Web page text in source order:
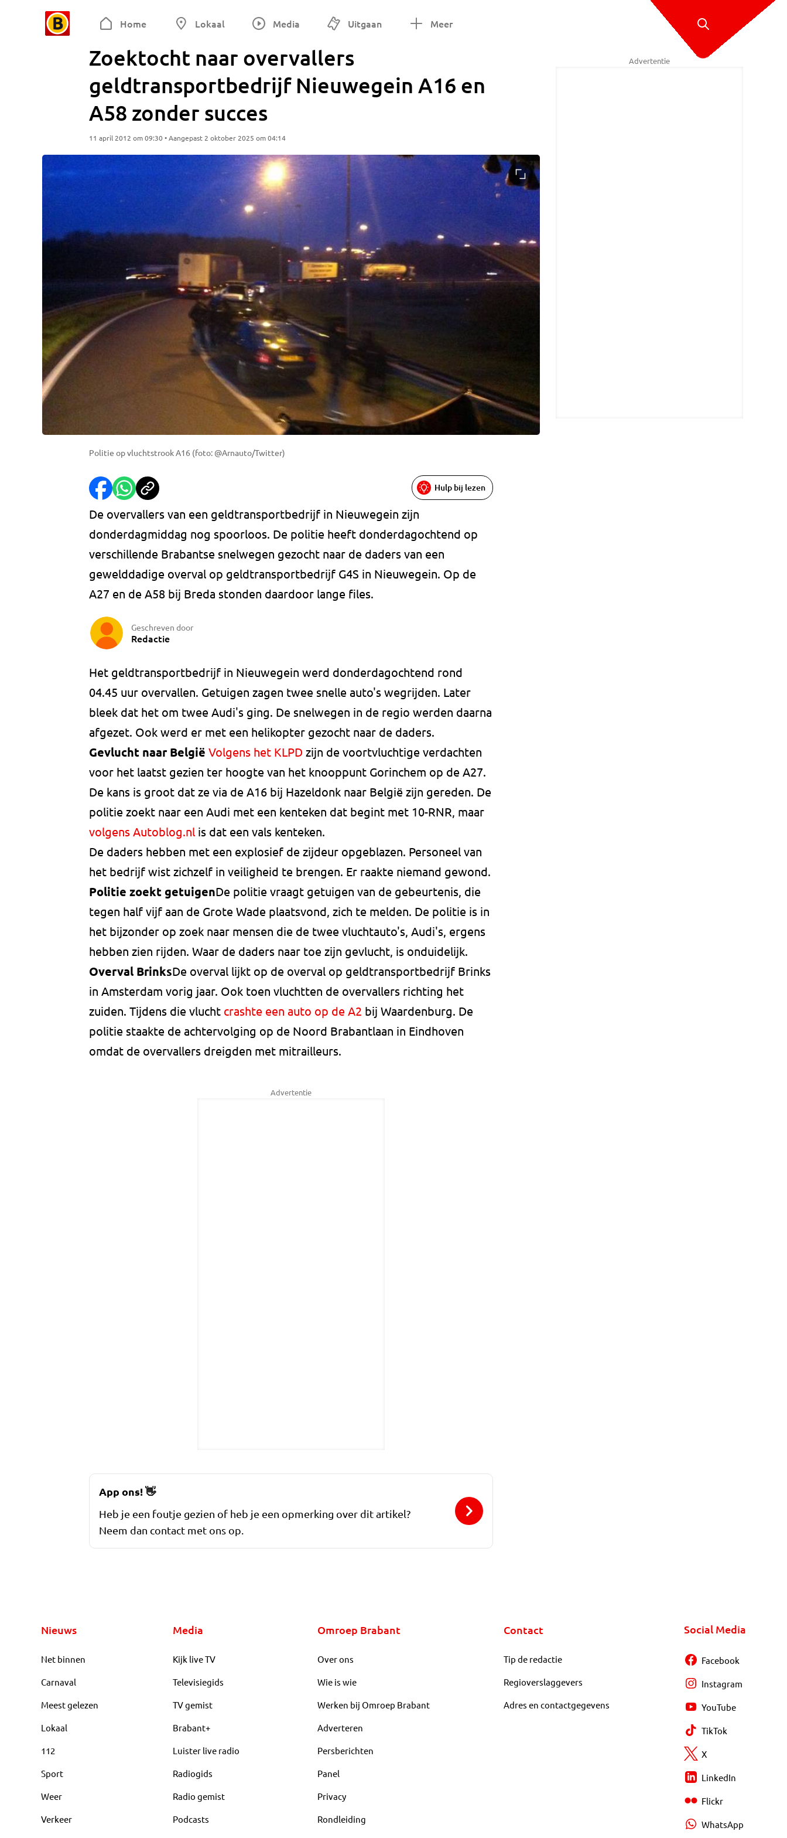
Home Lokaal Media Uitgaan Meer
Zoektocht naar overvallers
geldtransportbedrijf Nieuwegein A16 en
A58 zonder succes
11 april 2012 om 09:30 • Aangepast 2 oktober 2025 om 04:14
Politie op vluchtstrook A16 (foto: @Arnauto/Twitter)
Hulp bij lezen
De overvallers van een geldtransportbedrijf in Nieuwegein zijn
donderdagmiddag nog spoorloos. De politie heeft donderdagochtend op
verschillende Brabantse snelwegen gezocht naar de daders van een
gewelddadige overval op geldtransportbedrijf G4S in Nieuwegein. Op de
A27 en de A58 bij Breda stonden daardoor lange files.
Geschreven door
Redactie
Het geldtransportbedrijf in Nieuwegein werd donderdagochtend rond
04.45 uur overvallen. Getuigen zagen twee snelle auto's wegrijden. Later
bleek dat het om twee Audi's ging. De snelwegen in de regio werden daarna
afgezet. Ook werd er met een helikopter gezocht naar de daders.
Gevlucht naar België Volgens het KLPD zijn de voortvluchtige verdachten
voor het laatst gezien ter hoogte van het knooppunt Gorinchem op de A27.
De kans is groot dat ze via de A16 bij Hazeldonk naar België zijn gereden. De
politie zoekt naar een Audi met een kenteken dat begint met 10-RNR, maar
volgens Autoblog.nl is dat een vals kenteken.
De daders hebben met een explosief de zijdeur opgeblazen. Personeel van
het bedrijf wist zichzelf in veiligheid te brengen. Er raakte niemand gewond.
Politie zoekt getuigenDe politie vraagt getuigen van de gebeurtenis, die
tegen half vijf aan de Grote Wade plaatsvond, zich te melden. De politie is in
het bijzonder op zoek naar mensen die de twee vluchtauto's, Audi's, ergens
hebben zien rijden. Waar de daders naar toe zijn gevlucht, is onduidelijk.
Overval BrinksDe overval lijkt op de overval op geldtransportbedrijf Brinks
in Amsterdam vorig jaar. Ook toen vluchtten de overvallers richting het
zuiden. Tijdens die vlucht crashte een auto op de A2 bij Waardenburg. De
politie staakte de achtervolging op de Noord Brabantlaan in Eindhoven
omdat de overvallers dreigden met mitrailleurs.
Advertentie
Advertentie
App ons!👋
Heb je een foutje gezien of heb je een opmerking over dit artikel?
Neem dan contact met ons op.
Nieuws
Net binnen
Carnaval
Meest gelezen
Lokaal
112
Sport
Weer
Verkeer
Media
Kijk live TV
Televisiegids
TV gemist
Brabant+
Luister live radio
Radiogids
Radio gemist
Podcasts
Omroep Brabant
Over ons
Wie is wie
Werken bij Omroep Brabant
Adverteren
Persberichten
Panel
Privacy
Rondleiding
Contact
Tip de redactie
Regioverslaggevers
Adres en contactgegevens
Social Media
Facebook
Instagram
YouTube
TikTok
X
LinkedIn
Flickr
WhatsApp